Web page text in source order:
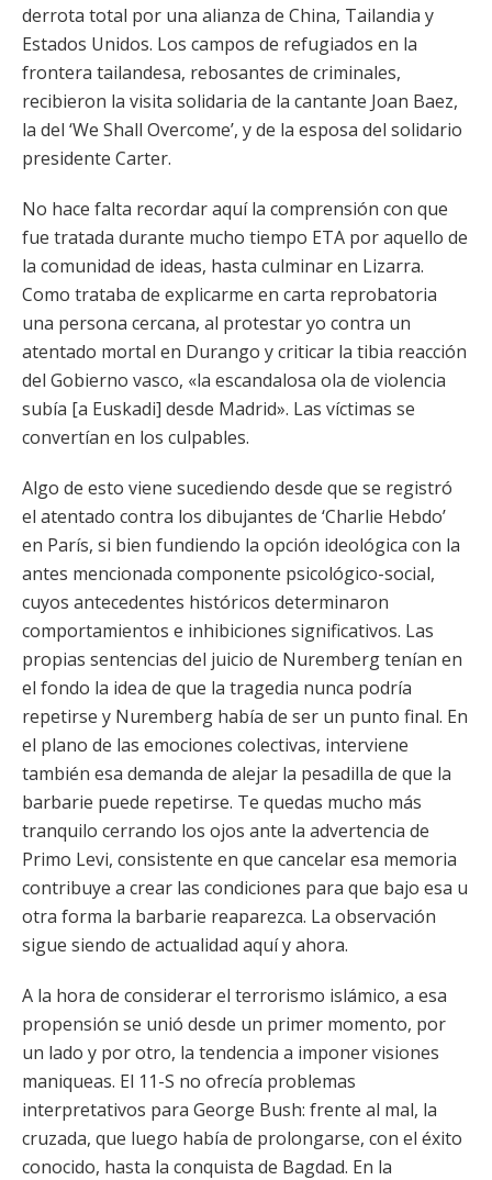
derrota total por una alianza de China, Tailandia y
Estados Unidos. Los campos de refugiados en la
frontera tailandesa, rebosantes de criminales,
recibieron la visita solidaria de la cantante Joan Baez,
la del ‘We Shall Overcome’, y de la esposa del solidario
presidente Carter.
No hace falta recordar aquí la comprensión con que
fue tratada durante mucho tiempo ETA por aquello de
la comunidad de ideas, hasta culminar en Lizarra.
Como trataba de explicarme en carta reprobatoria
una persona cercana, al protestar yo contra un
atentado mortal en Durango y criticar la tibia reacción
del Gobierno vasco, «la escandalosa ola de violencia
subía [a Euskadi] desde Madrid». Las víctimas se
convertían en los culpables.
Algo de esto viene sucediendo desde que se registró
el atentado contra los dibujantes de ‘Charlie Hebdo’
en París, si bien fundiendo la opción ideológica con la
antes mencionada componente psicológico-social,
cuyos antecedentes históricos determinaron
comportamientos e inhibiciones significativos. Las
propias sentencias del juicio de Nuremberg tenían en
el fondo la idea de que la tragedia nunca podría
repetirse y Nuremberg había de ser un punto final. En
el plano de las emociones colectivas, interviene
también esa demanda de alejar la pesadilla de que la
barbarie puede repetirse. Te quedas mucho más
tranquilo cerrando los ojos ante la advertencia de
Primo Levi, consistente en que cancelar esa memoria
contribuye a crear las condiciones para que bajo esa u
otra forma la barbarie reaparezca. La observación
sigue siendo de actualidad aquí y ahora.
A la hora de considerar el terrorismo islámico, a esa
propensión se unió desde un primer momento, por
un lado y por otro, la tendencia a imponer visiones
maniqueas. El 11-S no ofrecía problemas
interpretativos para George Bush: frente al mal, la
cruzada, que luego había de prolongarse, con el éxito
conocido, hasta la conquista de Bagdad. En la